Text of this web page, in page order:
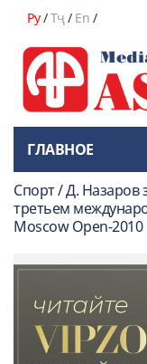
Ру/Тҷ/ En /
ГЛАВНОЕ
Спорт / Д. Назаров
третьем
Moscow Open-2010